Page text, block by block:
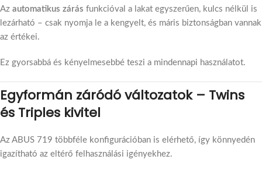
Az automatikus zárás funkcióval a lakat egyszerűen, kulcs nélkül is
lezárható – csak nyomja le a kengyelt, és máris biztonságban vannak
az értékei.
Ez gyorsabbá és kényelmesebbé teszi a mindennapi használatot.
Egyformán záródó változatok – Twins
és Triples kivitel
Az ABUS 719 többféle konfigurációban is elérhető, így könnyedén
igazítható az eltérő felhasználási igényekhez.